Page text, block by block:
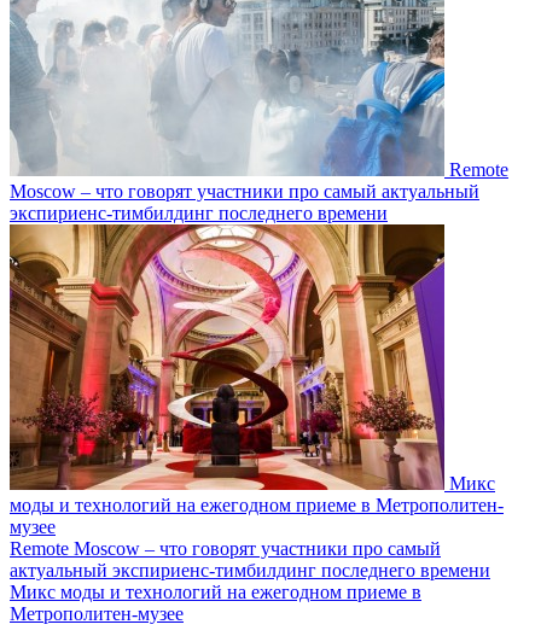
Remote
Moscow – что говорят участники про самый актуальный
экспириенс-тимбилдинг последнего времени
Микс
моды и технологий на ежегодном приеме в Метрополитен-
музее
Remote Moscow – что говорят участники про самый
актуальный экспириенс-тимбилдинг последнего времени
Микс моды и технологий на ежегодном приеме в
Метрополитен-музее